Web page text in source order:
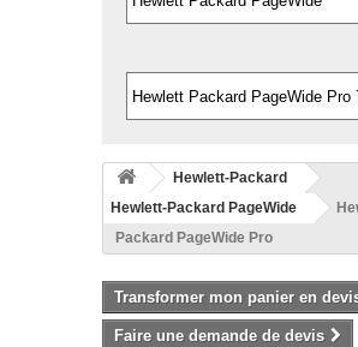
Hewlett-Packard
Hewlett-Packard PageWide
Packard PageWide Pro
Transformer mon panier en
Faire une demande de devis